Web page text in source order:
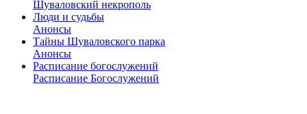
Шуваловский некрополь
Люди и судьбы
Анонсы
Тайны Шуваловского парка
Анонсы
Расписание богослужений
Расписание Богослужений